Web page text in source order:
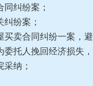
纠纷案；
纷案；
买卖合同纠纷一案，避
托人挽回经济损失，
纳；